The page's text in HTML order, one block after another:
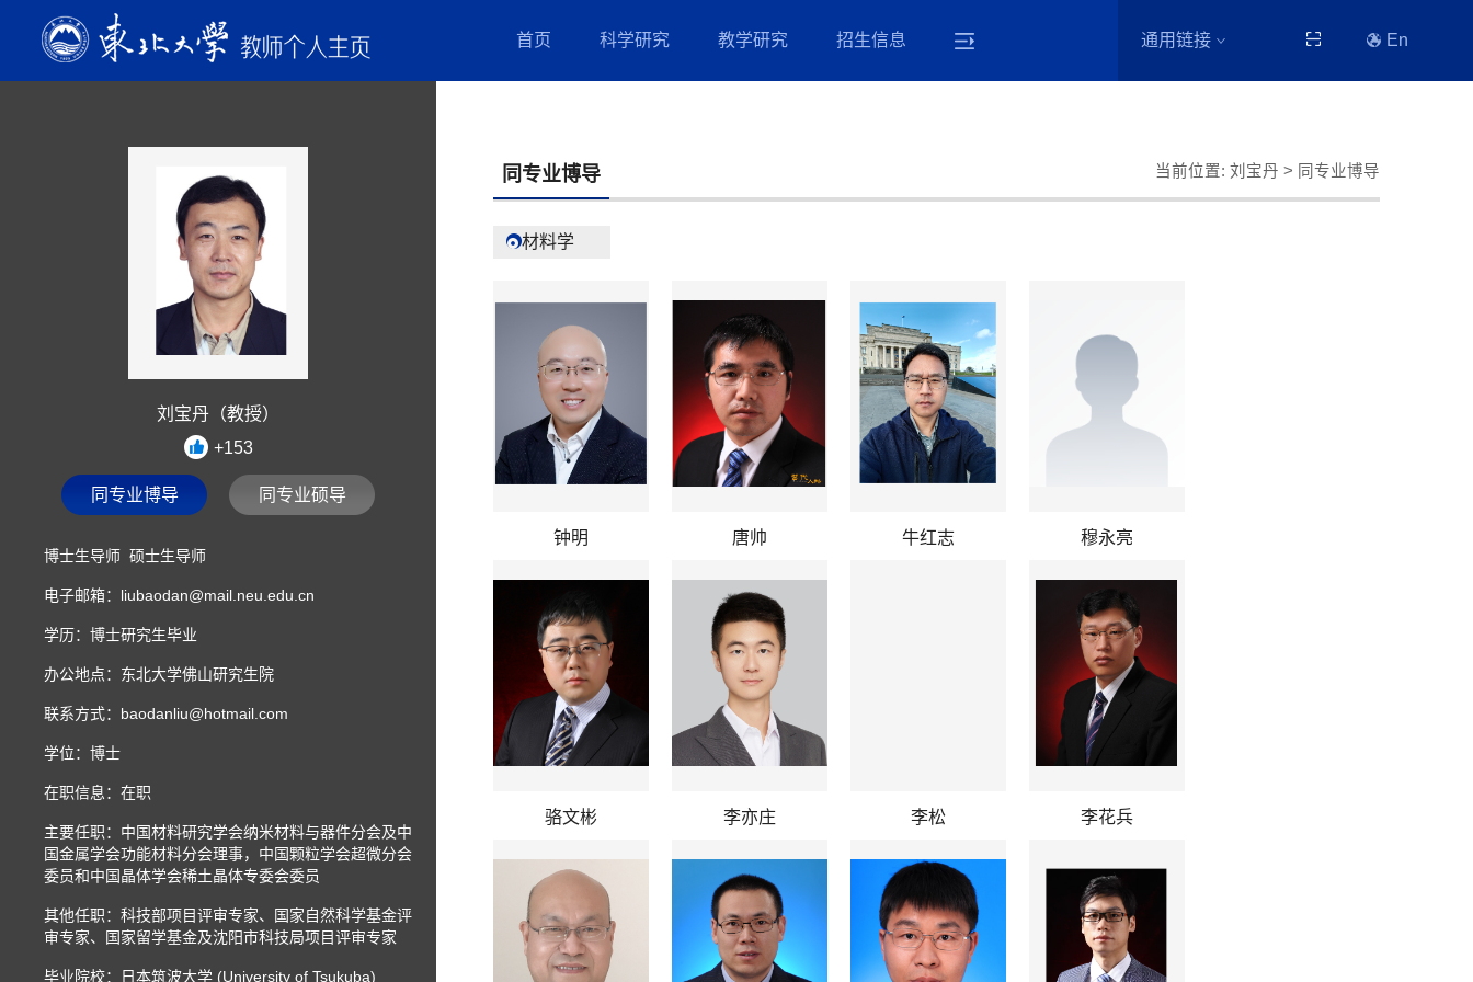
首页 科学研究 教学研究 招生信息 通用链接 En
刘宝丹（教授）
+153
同专业博导 同专业硕导
博士生导师 硕士生导师
电子邮箱： liubaodan@mail.neu.edu.cn
学历：博士研究生毕业
办公地点：东北大学佛山研究生院
联系方式： baodanliu@hotmail.com
学位：博士
在职信息：在职
主要任职：中国材料研究学会纳米材料与器件分会及中
国金属学会功能材料分会理事，中国颗粒学会超微分会
委员和中国晶体学会稀土晶体专委会委员
其他任职：科技部项目评审专家、国家自然科学基金评
审专家、国家留学基金及沈阳市科技局项目评审专家
毕业院校：日本筑波大学 (University of Tsukuba)
当前位置:刘宝丹 > 同专业博导
同专业博导
材料学
钟明 唐帅 牛红志 穆永亮
骆文彬 李亦庄 李松 李花兵